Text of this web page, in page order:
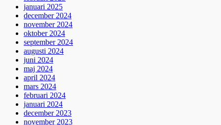
januari 2025
december 2024
november 2024
oktober 2024
september 2024
augusti 2024
juni 2024
maj 2024
april 2024
mars 2024
februari 2024
januari 2024
december 2023
november 2023